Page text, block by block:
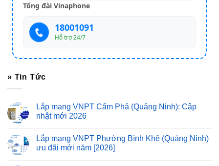
Tổng đài Vinaphone
18001091
Hỗ trợ 24/7
» Tin Tức
Lắp mạng VNPT Cẩm Phả (Quảng Ninh): Cập
nhật mới 2026
Lắp mạng VNPT Phường Bình Khê (Quảng Ninh)
ưu đãi mới năm [2026]